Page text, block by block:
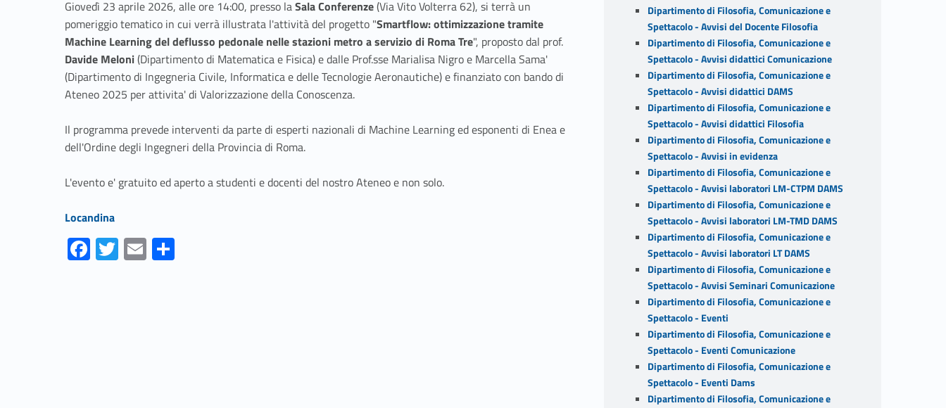
Giovedì 23 aprile 2026, alle ore 14:00, presso laSala Conferenze(Via Vito Volterra 62), si terrà un
pomeriggio tematico in cui verrà illustrata l'attività del progetto "Smartflow: ottimizzazione tramite
Machine Learning del deflusso pedonale nelle stazioni metro a servizio di Roma Tre", proposto dal prof.
Davide Meloni(Dipartimento di Matematica e Fisica) e dalle Prof.sse Marialisa Nigro e Marcella Sama'
(Dipartimento di Ingegneria Civile, Informatica e delle Tecnologie Aeronautiche) e finanziato con bando di
Ateneo 2025 per attivita' di Valorizzazione della Conoscenza.
Il programma prevede interventi da parte di esperti nazionali di Machine Learning ed esponenti di Enea e
dell'Ordine degli Ingegneri della Provincia di Roma.
L'evento e' gratuito ed aperto a studenti e docenti del nostro Ateneo e non solo.
Link identifier #identifier__100620-1Locandina
Fa
ce
T
w
E
m
Dipartimento di Filosofia, Comunicazione e
Spettacolo - Avvisi del Docente Filosofia
Dipartimento di Filosofia, Comunicazione e
Spettacolo - Avvisi didattici Comunicazione
Dipartimento di Filosofia, Comunicazione e
Spettacolo - Avvisi didattici DAMS
Dipartimento di Filosofia, Comunicazione e
Spettacolo - Avvisi didattici Filosofia
Dipartimento di Filosofia, Comunicazione e
Spettacolo - Avvisi in evidenza
Dipartimento di Filosofia, Comunicazione e
Spettacolo - Avvisi laboratori LM-CTPM DAMS
Dipartimento di Filosofia, Comunicazione e
Spettacolo - Avvisi laboratori LM-TMD DAMS
Dipartimento di Filosofia, Comunicazione e
Spettacolo - Avvisi laboratori LT DAMS
Dipartimento di Filosofia, Comunicazione e
Spettacolo - Avvisi Seminari Comunicazione
Dipartimento di Filosofia, Comunicazione e
Spettacolo - Eventi
Dipartimento di Filosofia, Comunicazione e
Spettacolo - Eventi Comunicazione
Dipartimento di Filosofia, Comunicazione e
Spettacolo - Eventi Dams
Dipartimento di Filosofia, Comunicazione e